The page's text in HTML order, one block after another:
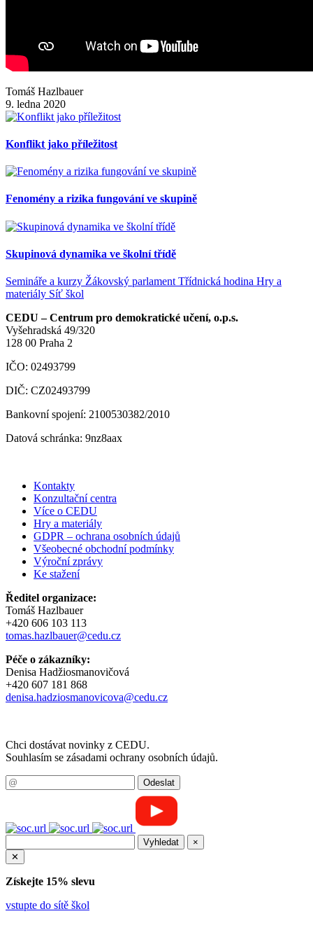
Tomáš Hazlbauer
9. ledna 2020
Konflikt jako příležitost
Fenomény a rizika fungování ve skupině
Skupinová dynamika ve školní třídě
Semináře a kurzy Žákovský parlament Třídnická hodina Hry a
materiály Síť škol
CEDU – Centrum pro demokratické učení, o.p.s.
Vyšehradská 49/320
128 00 Praha 2
IČO: 02493799
DIČ: CZ02493799
Bankovní spojení: 2100530382/2010
Datová schránka: 9nz8aax
Kontakty
Konzultační centra
Více o CEDU
Hry a materiály
GDPR – ochrana osobních údajů
Všeobecné obchodní podmínky
Výroční zprávy
Ke stažení
Ředitel organizace:
Tomáš Hazlbauer
+420 606 103 113
tomas.hazlbauer@cedu.cz
Péče o zákazníky:
Denisa Hadžiosmanovičová
+420 607 181 868
denisa.hadziosmanovicova@cedu.cz
Chci dostávat novinky z CEDU.
Souhlasím se zásadami ochrany osobních údajů.
×
✕
Získejte 15% slevu
vstupte do sítě škol